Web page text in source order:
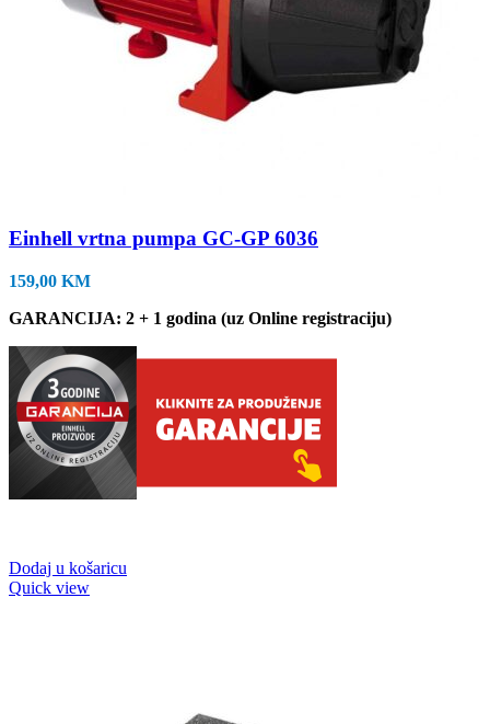
Einhell vrtna pumpa GC-GP 6036
159,00 KM
GARANCIJA: 2 + 1 godina (uz Online registraciju)
Dodaj u košaricu
Quick view